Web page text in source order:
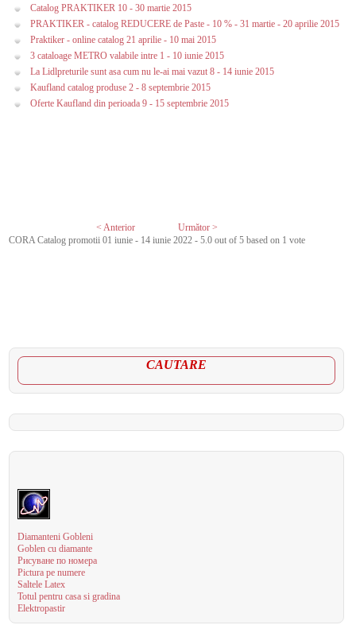
Catalog PRAKTIKER 10 - 30 martie 2015
PRAKTIKER - catalog REDUCERE de Paste - 10 % - 31 martie - 20 aprilie 2015
Praktiker - online catalog 21 aprilie - 10 mai 2015
3 cataloage METRO valabile intre 1 - 10 iunie 2015
La Lidlpreturile sunt asa cum nu le-ai mai vazut 8 - 14 iunie 2015
Kaufland catalog produse 2 - 8 septembrie 2015
Oferte Kaufland din perioada 9 - 15 septembrie 2015
< Anterior
Următor >
CORA Catalog promotii 01 iunie - 14 iunie 2022 -5.0 out of5 based on 1 vote
CAUTARE
Diamanteni Gobleni
Goblen cu diamante
Рисуване по номера
Pictura pe numere
Saltele Latex
Totul pentru casa si gradina
Elektropastir